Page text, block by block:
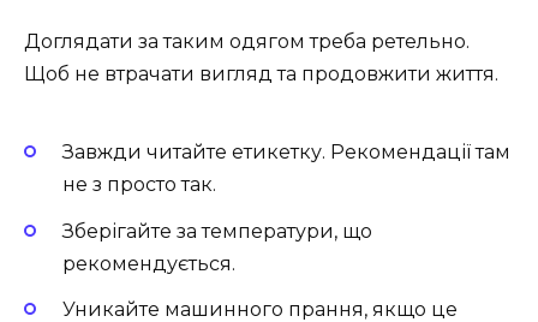
Доглядати за таким одягом треба ретельно.
Щоб не втрачати вигляд та продовжити життя.
Завжди читайте етикетку. Рекомендації там
не з просто так.
Зберігайте за температури, що
рекомендується.
Уникайте машинного прання, якщо це